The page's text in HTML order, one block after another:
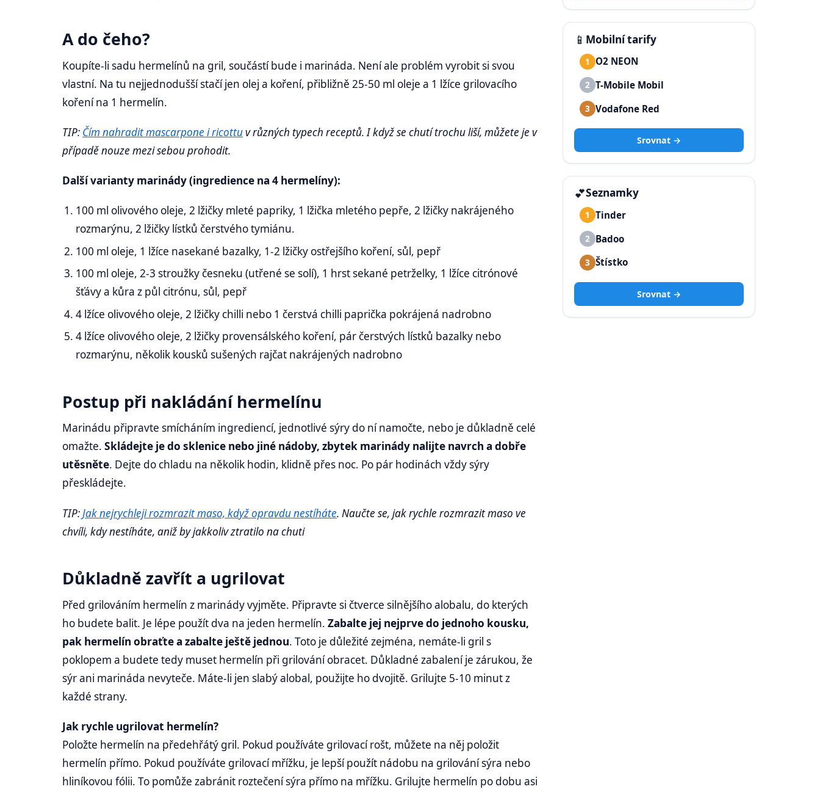
A do čeho?
Koupíte-li sadu hermelínů na gril, součástí bude i marináda. Není ale problém vyrobit si svou
vlastní. Na tu nejjednodušší stačí jen olej a koření, přibližně 25-50 ml oleje a 1 lžíce grilovacího
koření na 1 hermelín.
TIP: Čím nahradit mascarpone i ricottuv různých typech receptů. I když se chutí trochu liší, můžete je v
případě nouze mezi sebou prohodit.
Další varianty marinády (ingredience na 4 hermelíny):
100 ml olivového oleje, 2 lžičky mleté papriky, 1 lžička mletého pepře, 2 lžičky nakrájeného
rozmarýnu, 2 lžičky lístků čerstvého tymiánu.
100 ml oleje, 1 lžíce nasekané bazalky, 1-2 lžičky ostřejšího koření, sůl, pepř
100 ml oleje, 2-3 stroužky česneku (utřené se solí), 1 hrst sekané petrželky, 1 lžíce citrónové
šťávy a kůra z půl citrónu, sůl, pepř
4 lžíce olivového oleje, 2 lžičky chilli nebo 1 čerstvá chilli paprička pokrájená nadrobno
4 lžíce olivového oleje, 2 lžičky provensálského koření, pár čerstvých lístků bazalky nebo
rozmarýnu, několik kousků sušených rajčat nakrájených nadrobno
Postup při nakládání hermelínu
Marinádu připravte smícháním ingrediencí, jednotlivé sýry do ní namočte, nebo je důkladně celé
omažte. Skládejte je do sklenice nebo jiné nádoby, zbytek marinády nalijte navrch a dobře
utěsněte. Dejte do chladu na několik hodin, klidně přes noc. Po pár hodinách vždy sýry
přeskládejte.
TIP:Jak nejrychleji rozmrazit maso, když opravdu nestíháte. Naučte se, jak rychle rozmrazit maso ve
chvíli, kdy nestíháte, aniž by jakkoliv ztratilo na chuti
Důkladně zavřít a ugrilovat
Před grilováním hermelín z marinády vyjměte. Připravte si čtverce silnějšího alobalu, do kterých
ho budete balit. Je lépe použít dva na jeden hermelín. Zabalte jej nejprve do jednoho kousku,
pak hermelín obraťte a zabalte ještě jednou. Toto je důležité zejména, nemáte-li gril s
poklopem a budete tedy muset hermelín při grilování obracet. Důkladné zabalení je zárukou, že
sýr ani marináda nevyteče. Máte-li jen slabý alobal, použijte ho dvojitě. Grilujte 5-10 minut z
každé strany.
Jak rychle ugrilovat hermelín?
Položte hermelín na předehřátý gril. Pokud používáte grilovací rošt, můžete na něj položit
hermelín přímo. Pokud používáte grilovací mřížku, je lepší použít nádobu na grilování sýra nebo
hliníkovou fólii. To pomůže zabránit roztečení sýra přímo na mřížku. Grilujte hermelín po dobu asi
📱 Mobilní tarify
1 O2 NEON
2 T-Mobile Mobil
3 Vodafone Red
Srovnat →
💕Seznamky
1 Tinder
2 Badoo
3 Štístko
Srovnat →